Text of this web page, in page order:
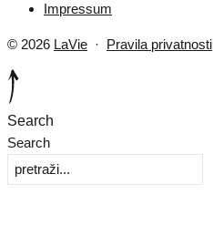
Impressum
© 2026 LaVie · Pravila privatnosti
Search
Search